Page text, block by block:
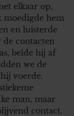
elkaar op,
hem
en luisterde
contacten
belde hij af
we de
voerde.
man, maar
contact.